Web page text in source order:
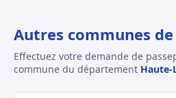
Autres communes
Effectuez votre demande de
commune du département Haute-